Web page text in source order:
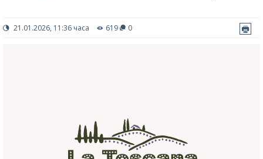
21.01.2026, 11:36 часа 619 0